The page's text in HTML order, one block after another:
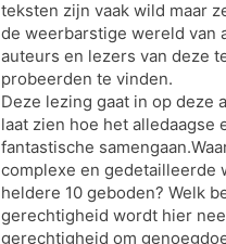
teksten zijn vaak wild maar
de weerbarstige wereld van
auteurs en lezers van deze
probeerden te vinden.
Deze lezing gaat in op deze
laat zien hoe het alledaagse
fantastische
complexe en gedetailleerde
heldere 10 geboden? Welk
gerechtigheid wordt hier
gerechtigheid om